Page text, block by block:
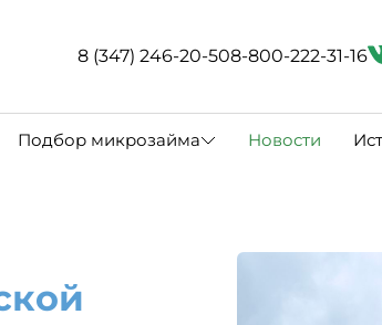
8 (347) 246-20-508-800-222-31-16
Подбор микрозайма Новости